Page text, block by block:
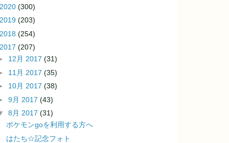
2020 (300)
2019 (203)
2018 (254)
2017 (207)
12月 2017 (31)
11月 2017 (35)
10月 2017 (38)
9月 2017 (43)
8月 2017 (31)
ポケモンgoを利用する方へ
はたち☆記念フォト